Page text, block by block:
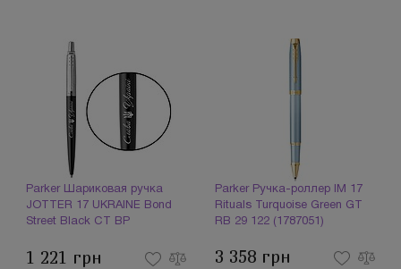
Parker Шариковая ручка
JOTTER 17 UKRAINE Bond
Street Black CT BP
1 221 грн
Parker Ручка-роллер IM 17
Rituals Turquoise Green GT
RB 29 122 (1787051)
3 358 грн